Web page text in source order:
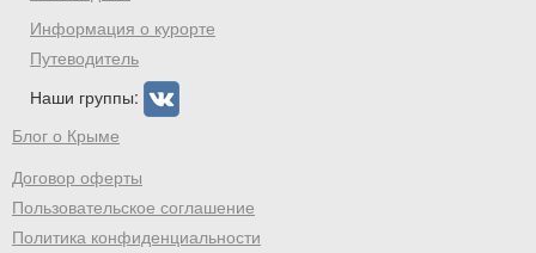
Информация о курорте
Путеводитель
Наши группы:
Блог о Крыме
Договор оферты
Пользовательское соглашение
Политика конфиденциальности
Скидка −5%
Хочешь дешевле? Оставь почту и получи
промокод на первое бронирование!